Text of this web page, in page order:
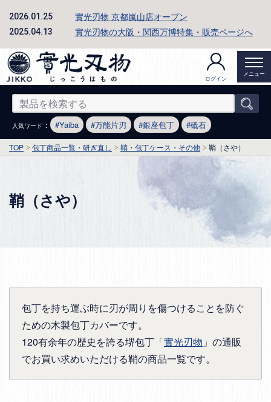
2026.01.25 實光刃物 京都嵐山店オープン
2025.04.13 實光刃物の大阪・関西万博特集・販売ページへ
ログイン
メニュー
人気ワード ： Yaiba 万能片刃 銀座包丁 砥石
TOP 包丁商品一覧・研ぎ直し 鞘・包丁ケース・その他 鞘（さや）
鞘（さや）
包丁を持ち運ぶ時に刃が周りを傷つけることを防ぐ
ための木製包丁カバーです。
120有余年の歴史を誇る堺包丁「實光刃物 」の通販
でお買い求めいただける鞘の商品一覧です。